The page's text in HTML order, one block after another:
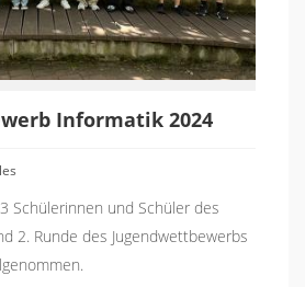
Informatik 2024
Schülerinnen und Schüler des
2. Runde des Jugendwettbewerbs